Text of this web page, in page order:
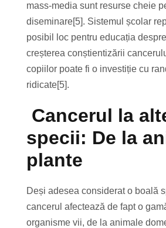
mass-media sunt resurse cheie
diseminare[5]. Sistemul școlar
posibil loc pentru educația
creșterea conștientizării
copiilor poate fi o investiție cu
ridicate[5].
Cancerul la
specii: De la
plante
Deși adesea considerat o boală
cancerul afectează de fapt o
organisme vii, de la animale